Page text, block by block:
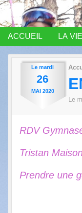
ACCUEIL LA
Le mardi
26
MAI 2020
Le
RDV
Tristan
Prendre une